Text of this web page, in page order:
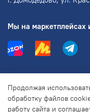
Информация
Мы на маркетплейсах
Продолжая
обработку файлов
работу сайта и